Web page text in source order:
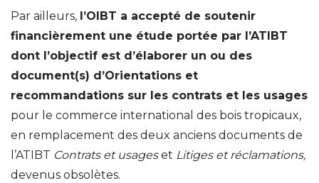
Par ailleurs, l’OIBT a accepté de soutenir
financièrement une étude portée par l’ATIBT
dont l’objectif est d’élaborer un ou des
document(s) d’Orientations et
recommandations sur les contrats et les usages
pour le commerce international des bois tropicaux,
en remplacement des deux anciens documents de
l’ATIBT Contrats et usageset Litiges et réclamations,
devenus obsolètes.